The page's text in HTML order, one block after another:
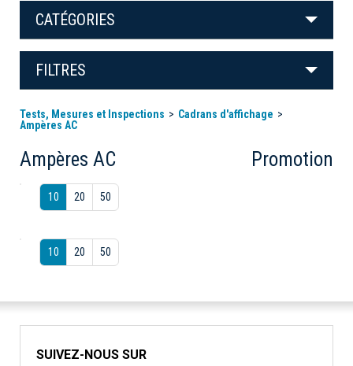
CATÉGORIES
FILTRES
Tests, Mesures et Inspections
Cadrans d'affichage
Ampères AC
Ampères AC Promotion
10 20 50
10 20 50
SUIVEZ-NOUS SUR